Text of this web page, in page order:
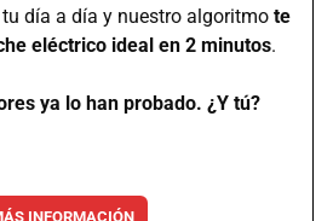
día a día y nuestro algoritmo te
eléctrico ideal en 2 minutos.
ya lo han probado. ¿Y tú?
INFORMACIÓN